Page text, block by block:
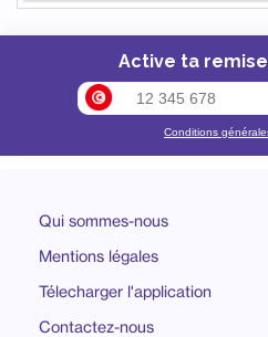
Active ta
Conditions
Qui sommes-nous
Mentions légales
Télecharger l'application
Contactez-nous